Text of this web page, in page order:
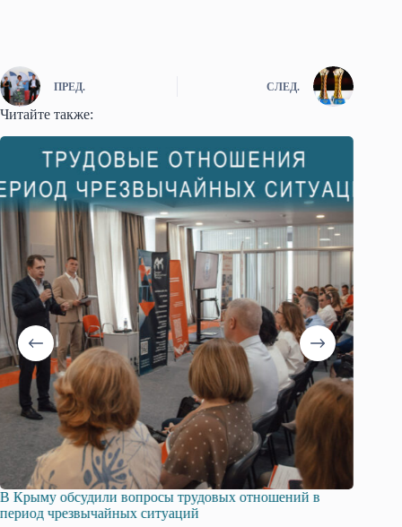
ПРЕД. СЛЕД.
Читайте также:
Русская община Крыма и Федерация независимых
профсоюзов Крыма укрепляют сотрудничество